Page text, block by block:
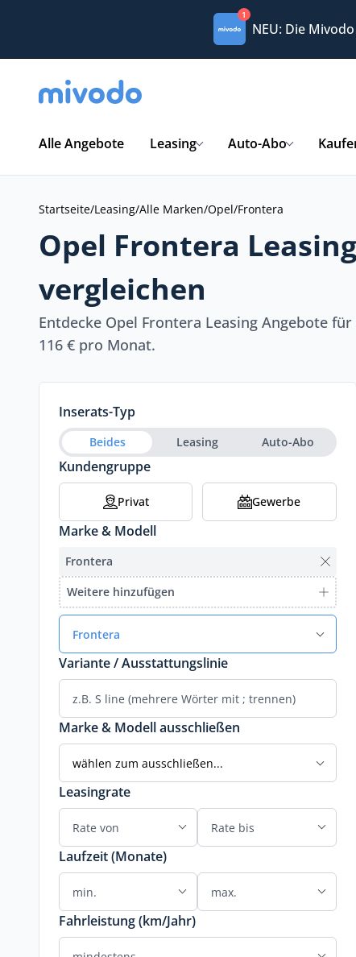
1
NEU: Die
Alle Angebote Leasing Auto-Abo
Startseite/Leasing/Alle Marken/Opel/Frontera
Opel Frontera
vergleichen
Entdecke Opel Frontera Leasing Angebote
116 € pro Monat.
Inserats-Typ
Beides Leasing Auto-Abo
Kundengruppe
Privat Gewerbe
Marke & Modell
Frontera
Weitere hinzufügen
Frontera
Variante / Ausstattungslinie
Marke & Modell ausschließen
wählen zum ausschließen...
Leasingrate
Laufzeit (Monate)
Fahrleistung (km/Jahr)